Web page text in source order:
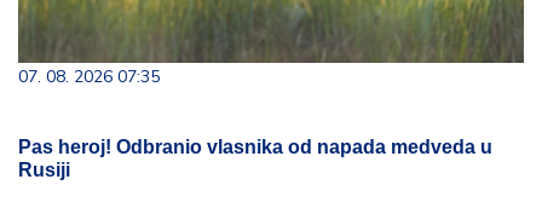
07. 08. 2026 07:35
Pas heroj! Odbranio vlasnika od napada medveda u
Rusiji